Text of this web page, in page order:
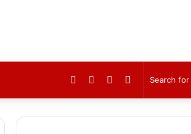
Instagram
YouTube
Twitter
Facebook